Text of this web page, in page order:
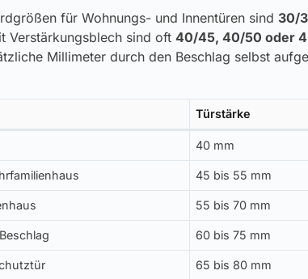
für Wohnungs- und Innentüren sind 30/
Verstärkungsblech sind oft 40/45, 40/50 oder
Millimeter durch den Beschlag selbst
Türstärke
40 mm
45 bis 55 mm
55 bis 70 mm
60 bis 75 mm
65 bis 80 mm